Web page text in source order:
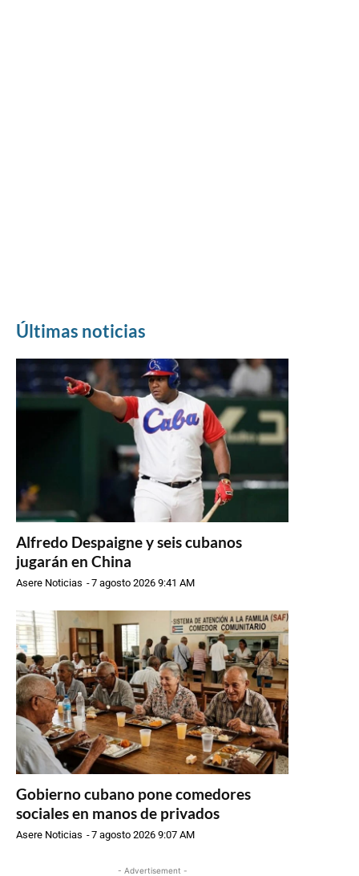
Últimas noticias
Alfredo Despaigne y seis cubanos
jugarán en China
Asere Noticias -7 agosto 2026 9:41 AM
Gobierno cubano pone comedores
sociales en manos de privados
Asere Noticias -7 agosto 2026 9:07 AM
- Advertisement -